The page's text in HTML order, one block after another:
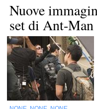
Nuove
set di Ant-Man